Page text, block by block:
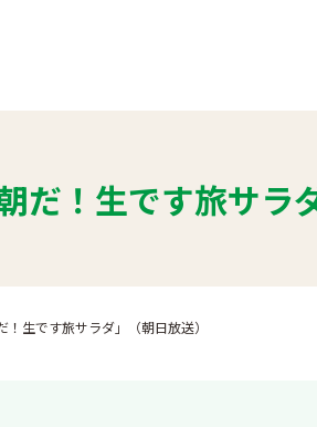
朝だ！生です旅サラ
！生です旅サラダ」（朝日放送）